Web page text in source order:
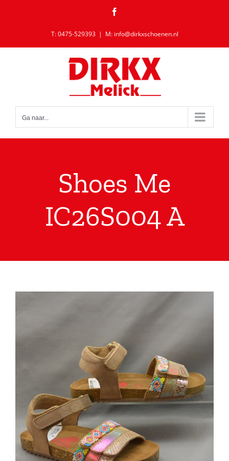
T: 0475-529393 | M: info@dirkxschoenen.nl
Ga naar...
Shoes Me
IC26S004 A